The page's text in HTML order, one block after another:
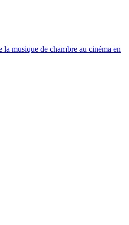
musique de chambre au cinéma en